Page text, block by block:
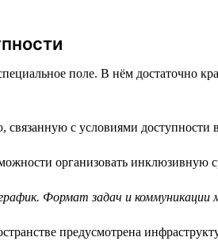
поле. В нём достаточно
с условиями
организовать инклюзивную
Формат задач и
предусмотрена